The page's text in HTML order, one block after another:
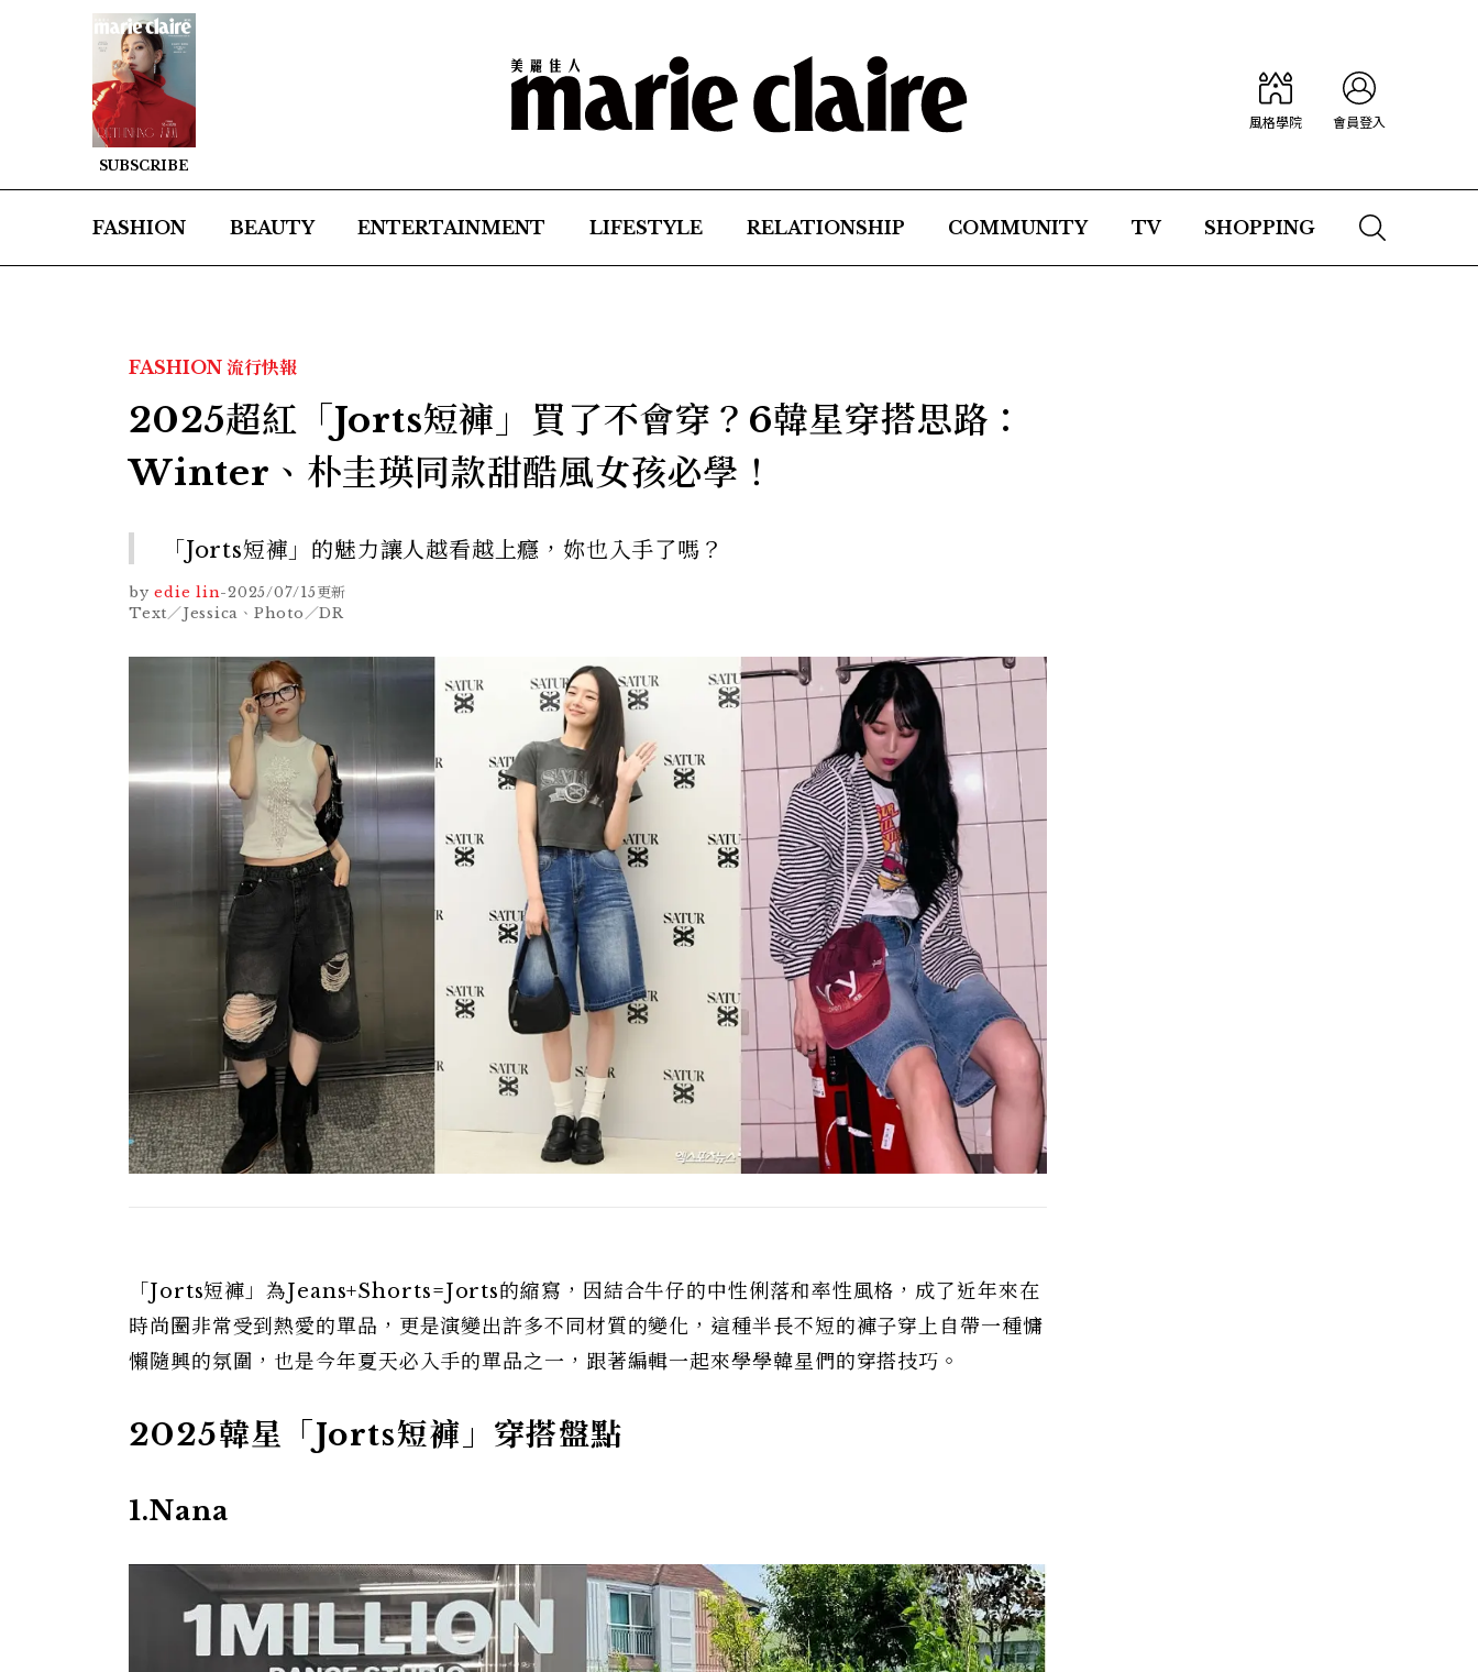
SUBSCRIBE
風格學院 會員登入
FASHION BEAUTY ENTERTAINMENT LIFESTYLE RELATIONSHIP COMMUNITY TV SHOPPING
FASHION 流行快報
2025超紅「Jorts短褲」買了不會穿？6韓星穿搭思路：
Winter、朴圭瑛同款甜酷風女孩必學！
「Jorts短褲」的魅力讓人越看越上癮，妳也入手了嗎？
by edie lin-2025/07/15更新
Text／Jessica、Photo／DR
「Jorts短褲」為Jeans+Shorts=Jorts的縮寫，因結合牛仔的中性俐落和率性風格，成了近年來在
時尚圈非常受到熱愛的單品，更是演變出許多不同材質的變化，這種半長不短的褲子穿上自帶一種慵
懶隨興的氛圍，也是今年夏天必入手的單品之一，跟著編輯一起來學學韓星們的穿搭技巧。
2025韓星「Jorts短褲」穿搭盤點
1.Nana